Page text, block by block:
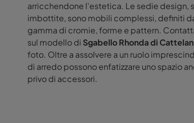
arricchendone l'estetica. Le sedie design,
imbottite, sono mobili complessi, definiti
gamma di cromie, forme e pattern.
sul modello di Sgabello Rhonda di
foto. Oltre a assolvere a un ruolo
di arredo possono enfatizzare uno spazio
privo di accessori.